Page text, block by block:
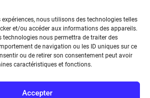
nous utilisons des technologies telles
et/ou accéder aux informations des appareils.
technologies nous permettra de traiter des
de navigation ou les ID uniques sur ce
ou de retirer son consentement peut avoir
caractéristiques et fonctions.
Accepter
56 90 37 17
232, Code APE : 9412Z TVA intra-
785 393 232